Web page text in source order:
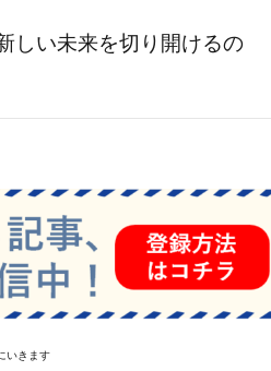
しい未来を切り開けるの
いきます